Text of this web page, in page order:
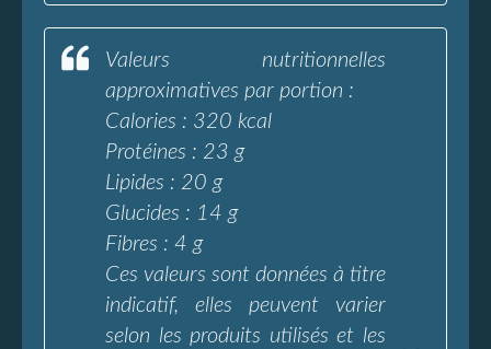
Valeurs nutritionnelles
approximatives par portion :
Calories : 320 kcal
Protéines : 23 g
Lipides : 20 g
Glucides : 14 g
Fibres : 4 g
Ces valeurs sont données à titre
indicatif, elles peuvent varier
selon les produits utilisés et les